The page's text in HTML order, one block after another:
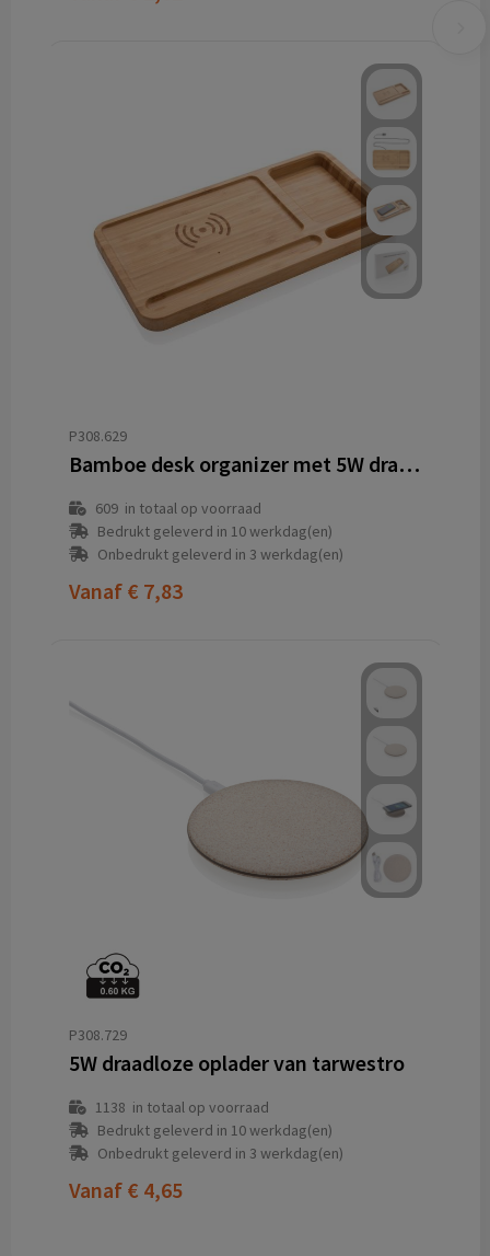
P308.629
Bamboe desk organizer met 5W draadloze oplader
609in totaal op voorraad
Bedrukt geleverd in 10 werkdag(en)
Onbedrukt geleverd in 3 werkdag(en)
Vanaf € 7,83
P308.729
5W draadloze oplader van tarwestro
1138 in totaal op voorraad
Bedrukt geleverd in 10 werkdag(en)
Onbedrukt geleverd in 3 werkdag(en)
Vanaf € 4,65